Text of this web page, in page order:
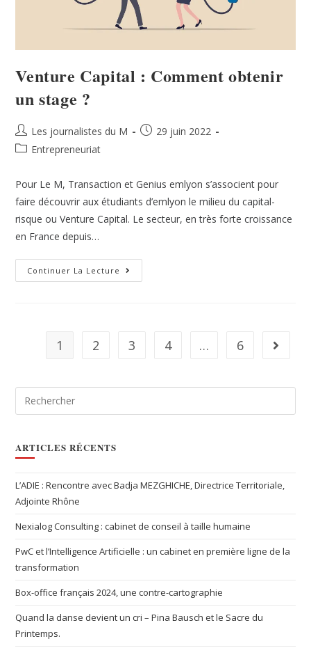
Venture Capital : Comment obtenir
un stage ?
Les journalistes du M
29 juin 2022
Entrepreneuriat
Pour Le M, Transaction et Genius emlyon s’associent pour
faire découvrir aux étudiants d’emlyon le milieu du capital-
risque ou Venture Capital. Le secteur, en très forte croissance
en France depuis…
Continuer La Lecture
1 2 3 4 … 6
ARTICLES RÉCENTS
L’ADIE : Rencontre avec Badja MEZGHICHE, Directrice Territoriale,
Adjointe Rhône
Nexialog Consulting : cabinet de conseil à taille humaine
PwC et l’Intelligence Artificielle : un cabinet en première ligne de la
transformation
Box-office français 2024, une contre-cartographie
Quand la danse devient un cri – Pina Bausch et le Sacre du
Printemps.